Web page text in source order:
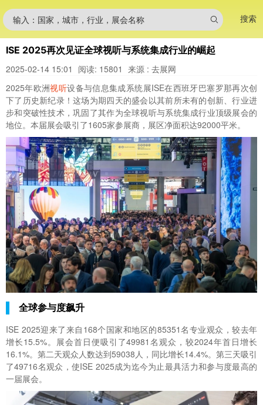
输入：国家，城市，行业，展会名称 搜索
ISE 2025再次见证全球视听与系统集成行业的崛起
2025-02-14 15:01
阅读: 15801 来源 : 去展网
2025年欧洲视听设备与信息集成系统展ISE在西班牙巴塞罗那再次创
下了历史新纪录！这场为期四天的盛会以其前所未有的创新、行业进
步和突破性技术，巩固了其作为全球视听与系统集成行业顶级展会的
地位。本届展会吸引了1605家参展商，展区净面积达92000平米。
全球参与度飙升
ISE 2025迎来了来自168个国家和地区的85351名专业观众，较去年
增长15.5%。展会首日便吸引了49981名观众，较2024年首日增长
16.1%。第二天观众人数达到59038人，同比增长14.4%。第三天吸引
了49716名观众，使ISE 2025成为迄今为止最具活力和参与度最高的
一届展会。